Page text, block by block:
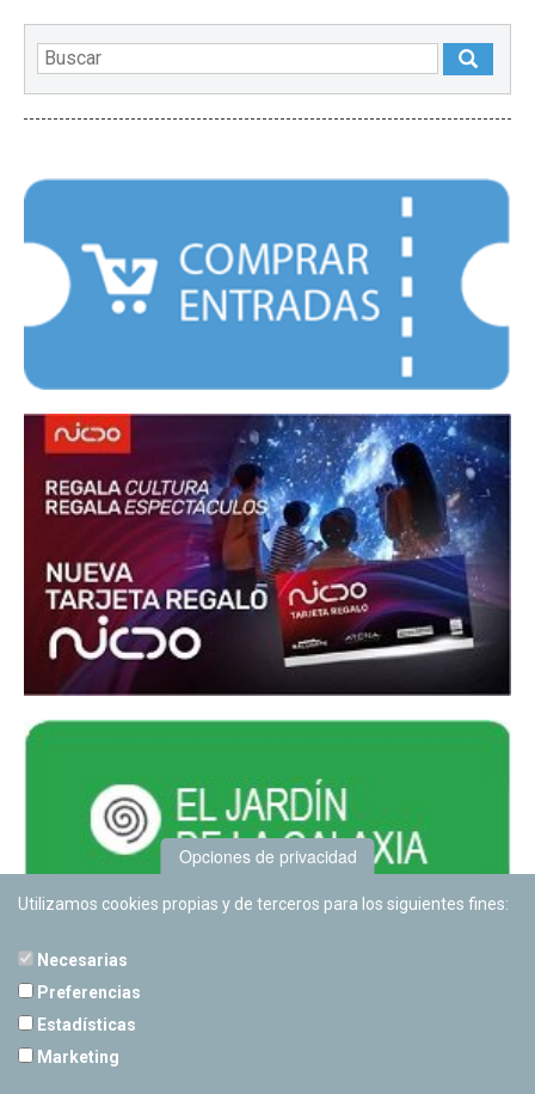
Opciones de privacidad
Utilizamos cookies propias y de terceros para los siguientes fines:
Necesarias
Preferencias
Estadísticas
Marketing